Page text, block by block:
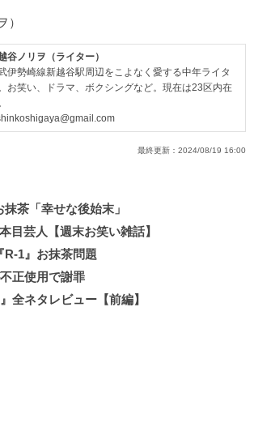
）
谷ノリヲ（ライター）
伊勢崎線新越谷駅周辺をこよなく愛する中年ライタ
お笑い、ドラマ、ボクシングなど。現在は23区内在
最終更新： 2024/08/19 16:00
抹茶「幸せな後始末」
目芸人【週末お笑い雑話】
R-1』お抹茶問題
不正使用で謝罪
全ネタレビュー【前編】